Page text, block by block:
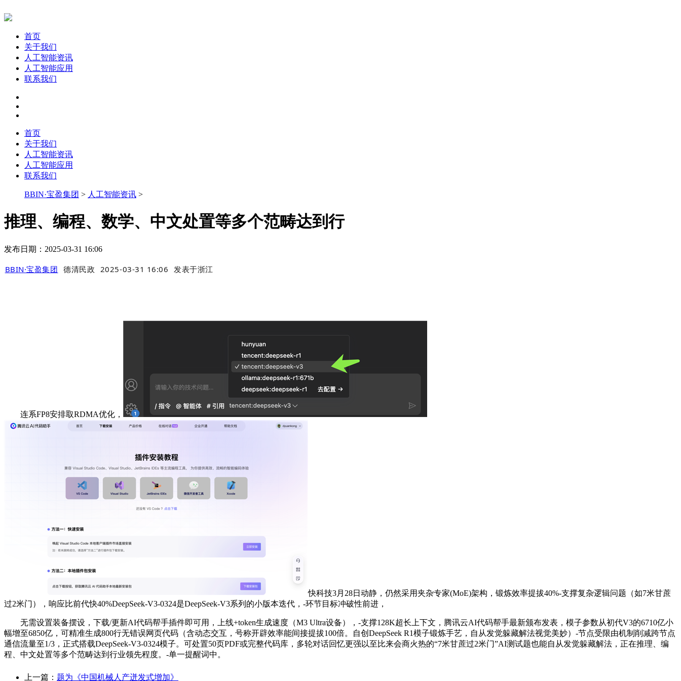
首页
关于我们
人工智能资讯
人工智能应用
联系我们
首页
关于我们
人工智能资讯
人工智能应用
联系我们
BBIN·宝盈集团 > 人工智能资讯 >
推理、编程、数学、中文处置等多个范畴达到行
发布日期：2025-03-31 16:06
BBIN·宝盈集团 德清民政 2025-03-31 16:06 发表于浙江
连系FP8安排取RDMA优化，
快科技3月28日动静，仍然采用夹杂专家(MoE)架构，锻炼效率提拔40%-支撑复杂逻辑问题（如7米甘蔗
过2米门），响应比前代快40%DeepSeek-V3-0324是DeepSeek-V3系列的小版本迭代，-环节目标冲破性前进，
无需设置装备摆设，下载/更新AI代码帮手插件即可用，上线+token生成速度（M3 Ultra设备），-支撑128K超长上下文，腾讯云AI代码帮手最新颁布发表，模子参数从初代V3的6710亿小
幅增至6850亿，可精准生成800行无错误网页代码（含动态交互，号称开辟效率能间接提拔100倍。自创DeepSeek R1模子锻炼手艺，自从发觉躲藏解法视觉美妙）-节点受限由机制削减跨节点
通信流量至1/3，正式搭载DeepSeek-V3-0324模子。可处置50页PDF或完整代码库，多轮对话回忆更强以至比来会商火热的“7米甘蔗过2米门”AI测试题也能自从发觉躲藏解法，正在推理、编
程、中文处置等多个范畴达到行业领先程度。-单一提醒词中。
上一篇： 题为《中国机械人产迸发式增加》